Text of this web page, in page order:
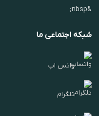
&nbsp;
شبکه اجتماعی ما
واتس اپ
تلگرام